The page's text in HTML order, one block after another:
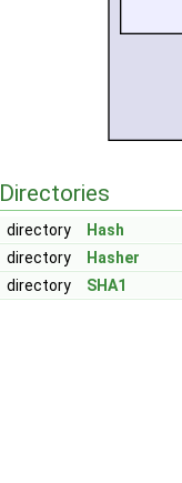
Directories
directory
Hash
directory
Hasher
directory
SHA1